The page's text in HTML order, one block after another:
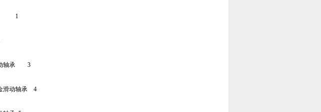
承 1
动轴承 3
滑动轴承 4